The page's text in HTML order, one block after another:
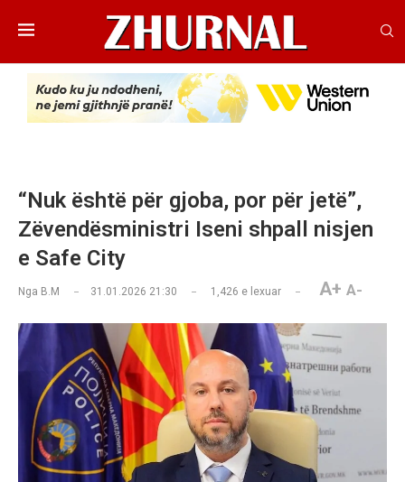
“Nuk është për gjoba, por për jetë”,
Zëvendësministri Iseni shpall nisjen
e Safe City
Nga B.M 31.01.2026 21:30 1,426 e lexuar A+ A-